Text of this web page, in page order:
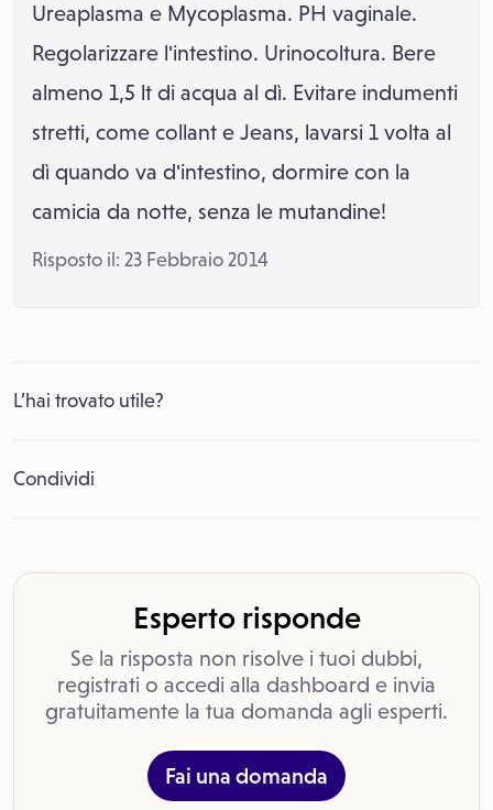
Ureaplasma e Mycoplasma. PH vaginale.
Regolarizzare l'intestino. Urinocoltura. Bere
almeno 1,5 lt di acqua al dì. Evitare indumenti
stretti, come collant e Jeans, lavarsi 1 volta al
dì quando va d'intestino, dormire con la
camicia da notte, senza le mutandine!
Risposto il: 23 Febbraio 2014
L’hai trovato utile?
Condividi
Esperto risponde
Se la risposta non risolve i tuoi dubbi,
registrati o accedi alla dashboard e invia
gratuitamente la tua domanda agli esperti.
Fai una domanda